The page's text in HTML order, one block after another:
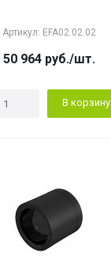
Артикул: EFA02.02.02
50 964руб./шт.
В корзину